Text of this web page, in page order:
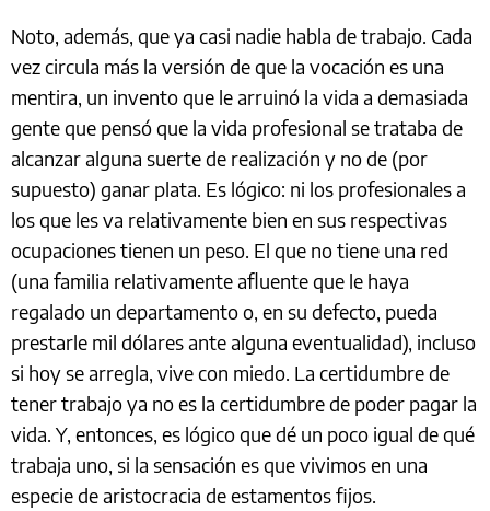
Noto, además, que ya casi nadie habla de trabajo. Cada
vez circula más la versión de que la vocación es una
mentira, un invento que le arruinó la vida a demasiada
gente que pensó que la vida profesional se trataba de
alcanzar alguna suerte de realización y no de (por
supuesto) ganar plata. Es lógico: ni los profesionales a
los que les va relativamente bien en sus respectivas
ocupaciones tienen un peso. El que no tiene una red
(una familia relativamente afluente que le haya
regalado un departamento o, en su defecto, pueda
prestarle mil dólares ante alguna eventualidad), incluso
si hoy se arregla, vive con miedo. La certidumbre de
tener trabajo ya no es la certidumbre de poder pagar la
vida. Y, entonces, es lógico que dé un poco igual de qué
trabaja uno, si la sensación es que vivimos en una
especie de aristocracia de estamentos fijos.